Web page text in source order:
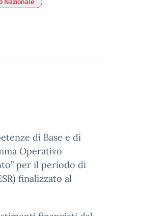
di Base e di
Operativo
per il periodo di
finalizzato al